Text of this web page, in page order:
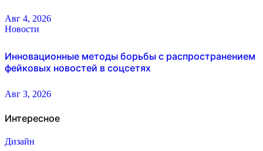
Авг 4, 2026
Новости
Инновационные методы борьбы с распространением
фейковых новостей в соцсетях
Авг 3, 2026
Интересное
Дизайн